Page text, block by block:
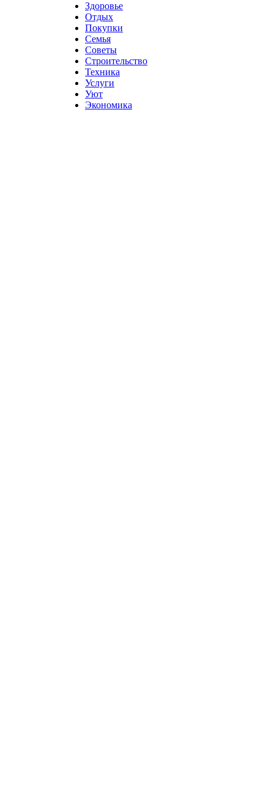
Здоровье
Отдых
Покупки
Семья
Советы
Строительство
Техника
Услуги
Уют
Экономика